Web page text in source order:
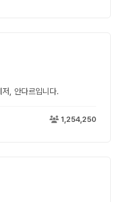
, 안다르입니다.
1,254,250